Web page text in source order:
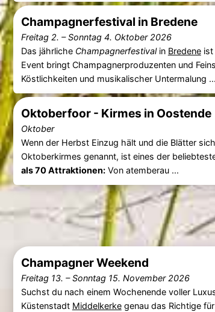
Champagnerfestival in Bredene
Freitag 2. –Sonntag 4. Oktober 2026
Das jährliche Champagnerfestivalin Bredeneist
Event bringt Champagnerproduzenten und
Köstlichkeiten und musikalischer Untermalung ...
Oktoberfoor - Kirmes in Oostende
Oktober
Wenn der Herbst Einzug hält und die Blätter
Oktoberkirmes genannt, ist eines der
als 70 Attraktionen:Von atemberau ...
Champagner Weekend
Freitag 13. –Sonntag 15. November 2026
Suchst du nach einem Wochenende voller
Küstenstadt Middelkerkegenau das Richtige